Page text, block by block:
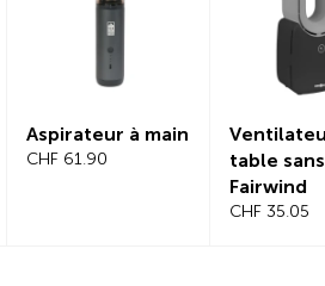
Aspirateur à main
CHF 61.90
table
Fairwind
CHF 35.05